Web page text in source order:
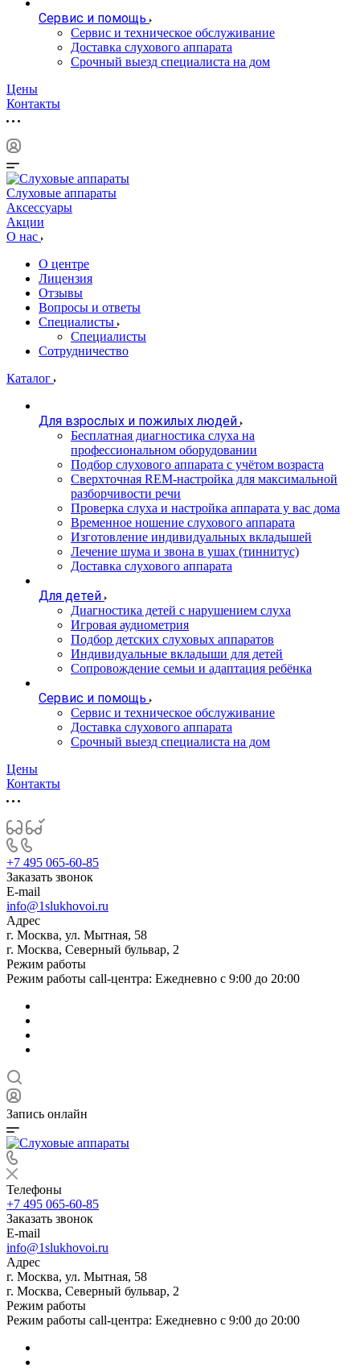
Сервис и помощь
Сервис и техническое обслуживание
Доставка слухового аппарата
Срочный выезд специалиста на дом
Цены
Контакты
Слуховые аппараты
Аксессуары
Акции
О нас
О центре
Лицензия
Отзывы
Вопросы и ответы
Специалисты
Специалисты
Сотрудничество
Каталог
Для взрослых и пожилых людей
Бесплатная диагностика слуха на
профессиональном оборудовании
Подбор слухового аппарата с учётом возраста
Сверхточная REM-настройка для максимальной
разборчивости речи
Проверка слуха и настройка аппарата у вас дома
Временное ношение слухового аппарата
Изготовление индивидуальных вкладышей
Лечение шума и звона в ушах (тиннитус)
Доставка слухового аппарата
Для детей
Диагностика детей с нарушением слуха
Игровая аудиометрия
Подбор детских слуховых аппаратов
Индивидуальные вкладыши для детей
Сопровождение семьи и адаптация ребёнка
Сервис и помощь
Сервис и техническое обслуживание
Доставка слухового аппарата
Срочный выезд специалиста на дом
Цены
Контакты
+7 495 065-60-85
Заказать звонок
E-mail
info@1slukhovoi.ru
Адрес
г. Москва, ул. Мытная, 58
г. Москва, Северный бульвар, 2
Режим работы
Режим работы call-центра: Ежедневно с 9:00 до 20:00
Запись онлайн
Телефоны
+7 495 065-60-85
Заказать звонок
E-mail
info@1slukhovoi.ru
Адрес
г. Москва, ул. Мытная, 58
г. Москва, Северный бульвар, 2
Режим работы
Режим работы call-центра: Ежедневно с 9:00 до 20:00